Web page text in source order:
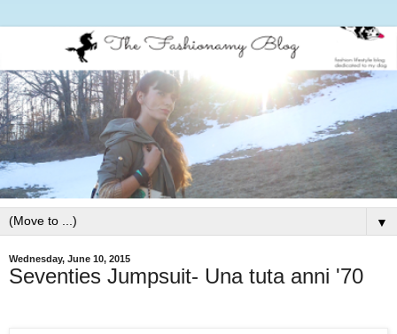
▼
Wednesday, June 10, 2015
Seventies Jumpsuit- Una tuta anni '70